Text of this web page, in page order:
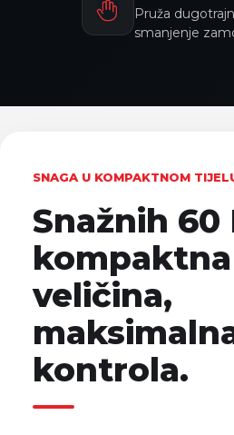
Pruža
smanjenje
SNAGA U KOMPAKTNOM
Snažnih 60
kompaktna
veličina,
kontrola.